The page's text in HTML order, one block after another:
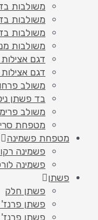
משולבות בד
משולבות בד
משולבות בד
משולבות
דגם אצילות –
דגם אצילות
משולב פרחוני
בד פשתן
משולב
מטפחת
מטפחת פשמינה
פשמינה
פשמינה
פשתן
פשתן חלק
פשתן
פשתן